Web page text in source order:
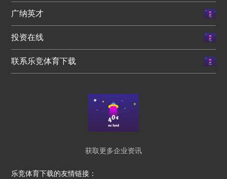
广纳英才
投资在线
联系乐竞体育下载
获取更多企业资讯
乐竞体育下载的友情链接：